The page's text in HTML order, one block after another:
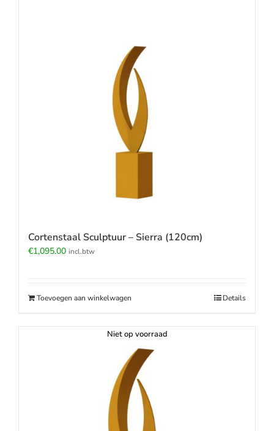
Cortenstaal Sculptuur – Sierra (120cm)
€1,095.00 incl.btw
Toevoegen aan winkelwagen Details
Niet op voorraad